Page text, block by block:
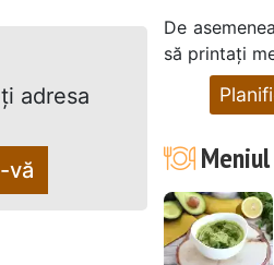
adresa
vă
De
să printați